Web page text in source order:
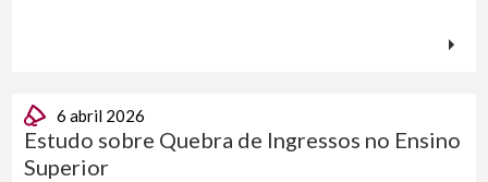
6 abril 2026
Estudo sobre Quebra de Ingressos no Ensino
Superior